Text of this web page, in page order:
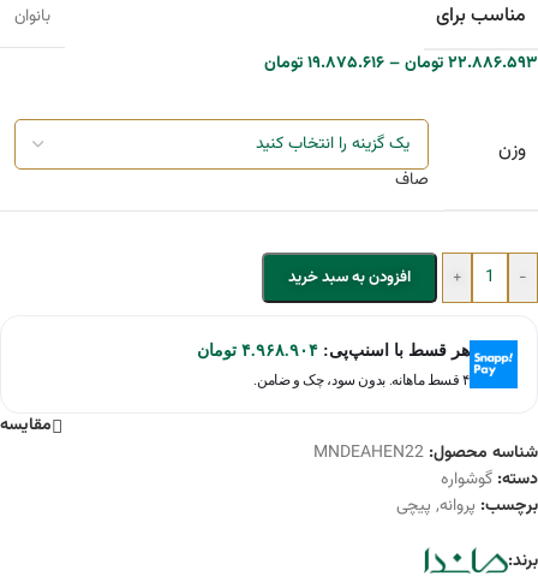
مناسب برای
بانوان
۲۲.۸۸۶.۵۹۳تومان–۱۹.۸۷۵.۶۱۶تومان
وزن
صاف
-
+ افزودن به سبد خرید
هر قسط با اسنپ‌پی: ۴.۹۶۸.۹۰۴ تومان
۴ قسط ماهانه. بدون سود، چک و ضامن.
مقایسه
شناسه محصول: MNDEAHEN22
دسته: گوشواره
برچسب: پروانه, پیچی
برند: